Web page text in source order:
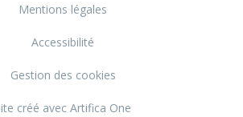
Mentions légales
Accessibilité
Gestion des cookies
créé avec Artifica One